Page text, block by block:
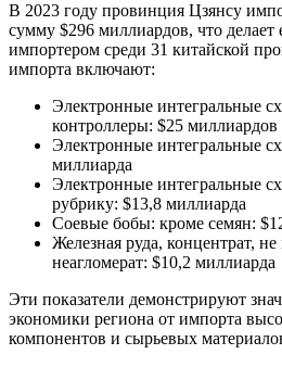
В 2023 году провинция Цзянсу
сумму $296 миллиардов, что
импортером среди 31 китайской
импорта включают:
Электронные интегральные
контроллеры: $25 миллиардов
Электронные интегральные
миллиарда
Электронные интегральные
рубрику: $13,8 миллиарда
Соевые бобы: кроме семян:
Железная руда, концентрат,
неагломерат: $10,2 миллиарда
Эти показатели демонстрируют
экономики региона от импорта
компонентов и сырьевых